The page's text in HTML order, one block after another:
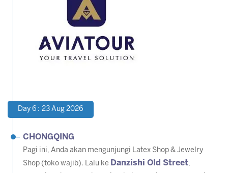
Day 6 : 23 Aug 2026
CHONGQING
Pagi ini, Anda akan mengunjungi Latex Shop & Jewelry
Shop (toko wajib). Lalu ke Danzishi Old Street,